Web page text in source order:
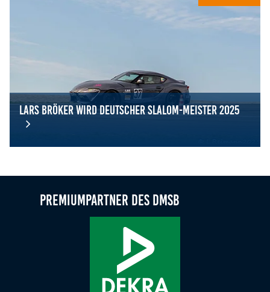
Lars Bröker wird Deutscher Slalom-Meister 2025
Premiumpartner des DMSB